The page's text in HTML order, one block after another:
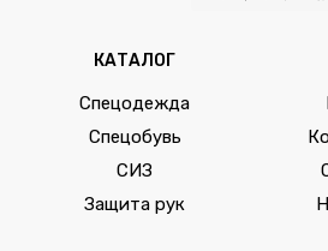
КАТАЛОГ
Спецодежда
Спецобувь
СИЗ
Защита рук